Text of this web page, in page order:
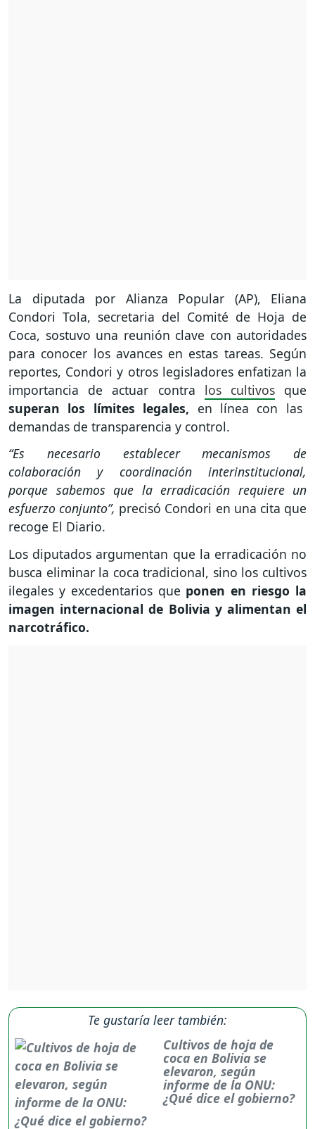
La diputada por Alianza Popular (AP), Eliana
Condori Tola, secretaria del Comité de Hoja de
Coca, sostuvo una reunión clave con autoridades
para conocer los avances en estas tareas. Según
reportes, Condori y otros legisladores enfatizan la
importancia de actuar contra los cultivosque
superan los límites legales, en línea con las
demandas de transparencia y control.
“Es necesario establecer mecanismos de
colaboración y coordinación interinstitucional,
porque sabemos que la erradicación requiere un
esfuerzo conjunto”, precisó Condori en una cita que
recoge El Diario.
Los diputados argumentan que la erradicación no
busca eliminar la coca tradicional, sino los cultivos
ilegales y excedentarios que ponen en riesgo la
imagen internacional de Bolivia y alimentan el
narcotráfico.
Te gustaría leer también:
Cultivos de hoja de
coca en Bolivia se
elevaron, según
informe de la ONU:
¿Qué dice el gobierno?